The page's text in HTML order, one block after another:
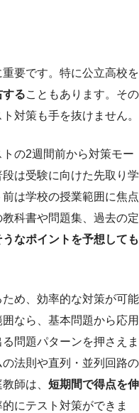
要です。特に公立高校を
することもあります。その
対策も手を抜けません。
の2週間前から対策モー
は受験に向けた先取り学
は学校の授業範囲に焦点
科書や問題集、過去の定
なポイントを予想しても
め、効率的な対策が可能
なら、基本問題から応用
問題パターンを押さえま
法則や直列・並列回路の
師は、 短期間で得点を伸
にテスト対策ができま